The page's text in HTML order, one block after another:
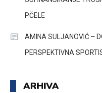
PČELE
AMINA SULJANOVIĆ –
PERSPEKTIVNA
ARHIVA